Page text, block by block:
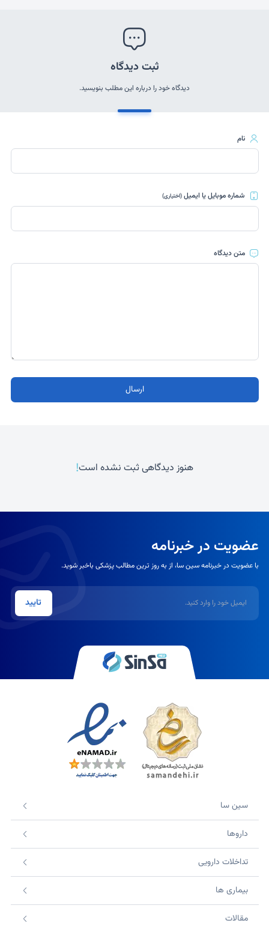
ثبت دیدگاه
دیدگاه خود را درباره این مطلب بنویسید.
نام
شماره موبایل یا ایمیل(اختیاری)
متن دیدگاه
ارسال
هنوز دیدگاهی ثبت نشده است!
عضویت در خبرنامه
با عضویت در خبرنامه سین سا، از به روز ترین مطالب پزشکی باخبر شوید.
تایید
سین سا
داروها
تداخلات دارویی
بیماری ها
مقالات